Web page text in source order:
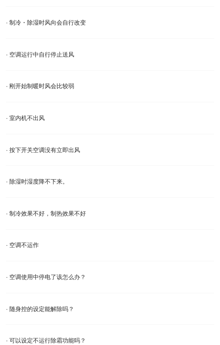
· 制冷・除湿时风向会自行改变
· 空调运行中自行停止送风
· 刚开始制暖时风会比较弱
· 室内机不出风
· 按下开关空调没有立即出风
· 除湿时湿度降不下来。
· 制冷效果不好，制热效果不好
· 空调不运作
· 空调使用中停电了该怎么办？
· 随身控的设定能解除吗？
· 可以设定不运行除霜功能吗？